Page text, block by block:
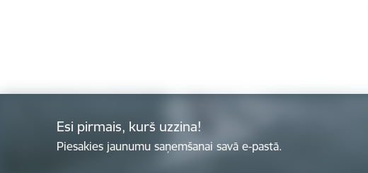
Esi pirmais, kurš uzzina!
Piesakies jaunumu saņemšanai savā e-pastā.